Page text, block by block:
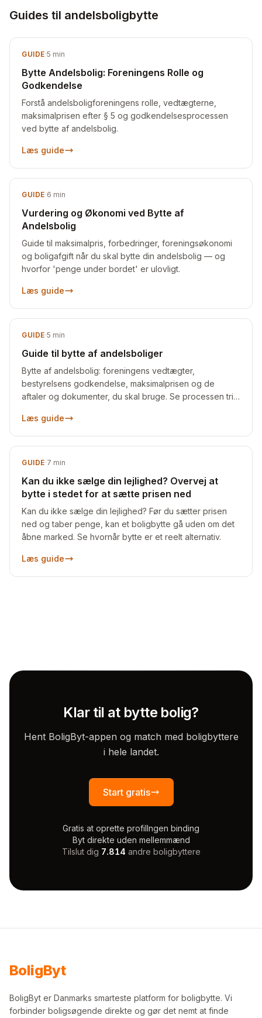
Guides til andelsboligbytte
GUIDE·5 min
Bytte Andelsbolig: Foreningens Rolle og
Godkendelse
Forstå andelsboligforeningens rolle, vedtægterne,
maksimalprisen efter § 5 og godkendelsesprocessen
ved bytte af andelsbolig.
Læs guide
GUIDE·6 min
Vurdering og Økonomi ved Bytte af
Andelsbolig
Guide til maksimalpris, forbedringer, foreningsøkonomi
og boligafgift når du skal bytte din andelsbolig — og
hvorfor 'penge under bordet' er ulovligt.
Læs guide
GUIDE·5 min
Guide til bytte af andelsboliger
Bytte af andelsbolig: foreningens vedtægter,
bestyrelsens godkendelse, maksimalprisen og de
aftaler og dokumenter, du skal bruge. Se processen trin
Læs guide
GUIDE·7 min
Kan du ikke sælge din lejlighed? Overvej at
bytte i stedet for at sætte prisen ned
Kan du ikke sælge din lejlighed? Før du sætter prisen
ned og taber penge, kan et boligbytte gå uden om det
åbne marked. Se hvornår bytte er et reelt alternativ.
Læs guide
Klar til at bytte bolig?
Hent BoligByt-appen og match med boligbyttere
i hele landet.
Start gratis
Gratis at oprette profilIngen binding
Byt direkte uden mellemmænd
Tilslut dig 7.814 andre boligbyttere
BoligByt
BoligByt er Danmarks smarteste platform for boligbytte. Vi
forbinder boligsøgende direkte og gør det nemt at finde